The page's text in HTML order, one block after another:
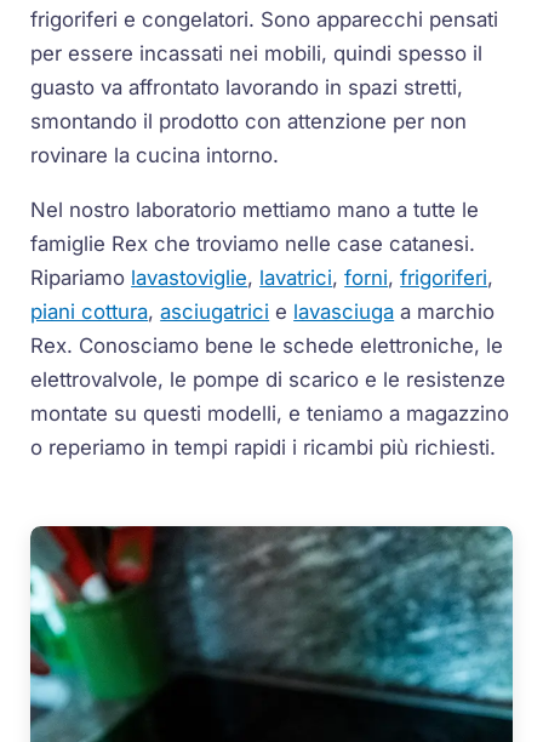
frigoriferi e congelatori. Sono apparecchi pensati
per essere incassati nei mobili, quindi spesso il
guasto va affrontato lavorando in spazi stretti,
smontando il prodotto con attenzione per non
rovinare la cucina intorno.
Nel nostro laboratorio mettiamo mano a tutte le
famiglie Rex che troviamo nelle case catanesi.
Ripariamo lavastoviglie, lavatrici,forni,frigoriferi,
piani cottura,asciugatrici e lavasciuga a marchio
Rex. Conosciamo bene le schede elettroniche, le
elettrovalvole, le pompe di scarico e le resistenze
montate su questi modelli, e teniamo a magazzino
o reperiamo in tempi rapidi i ricambi più richiesti.